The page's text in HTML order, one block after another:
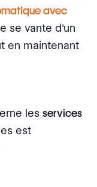
avec
se vante d'un
en maintenant
les services
est